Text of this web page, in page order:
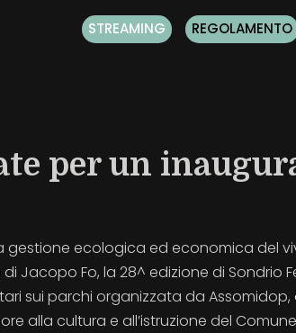
STREAMING REGOLAMENTO
per un
gestione ecologica ed economica del
Jacopo Fo, la 28^ edizione di Sondrio
sui parchi organizzata da
alla cultura e all’istruzione del